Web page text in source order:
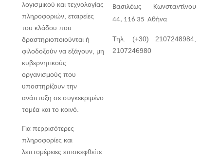
λογισμικού και τεχνολογίας
πληροφοριών, εταιρείες
του κλάδου που
δραστηριοποιούνται ή
φιλοδοξούν να εξάγουν, μη
κυβερνητικούς
οργανισμούς που
υποστηρίζουν την
ανάπτυξη σε συγκεκριμένο
τομέα και το κοινό.
Για περρισότερες
πληροφορίες και
λεπτομέρειες επισκεφθείτε
Βασιλέως Κωνσταντίνου
44, 116 35 Αθήνα
Τηλ. (+30) 2107248984,
2107246980